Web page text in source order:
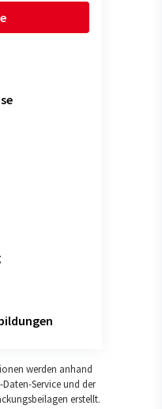
werden anhand
Service und der
erstellt.